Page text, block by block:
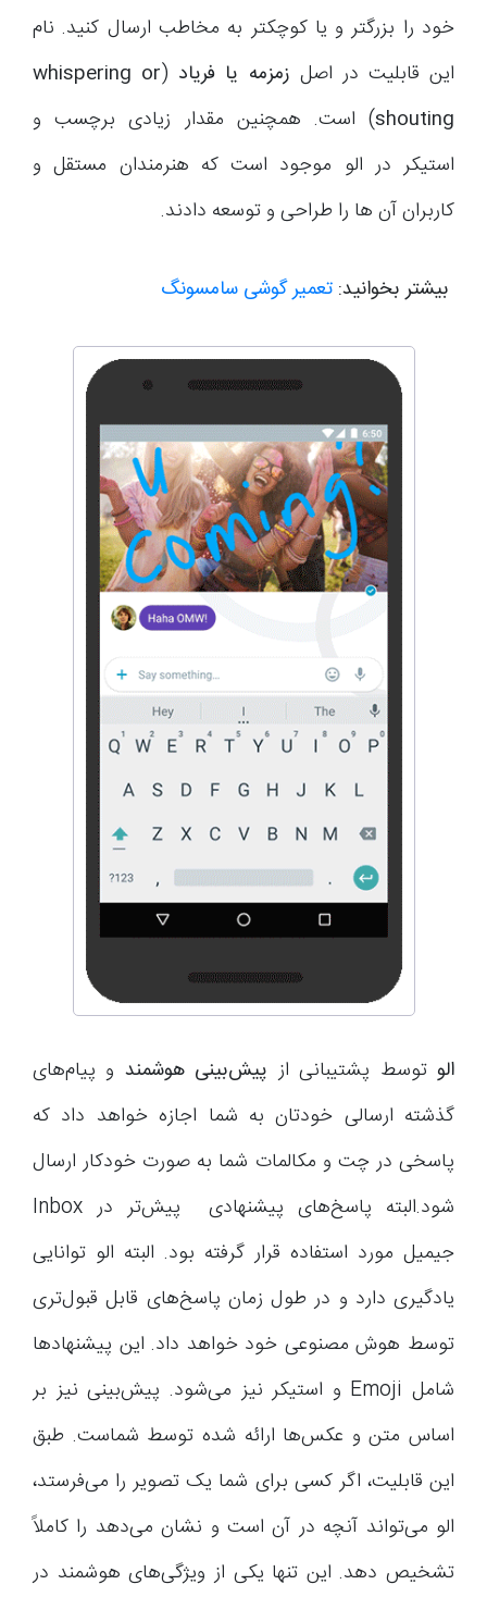
خود را بزرگتر و یا کوچکتر به مخاطب ارسال کنید. نام
این قابلیت در اصل زمزمه یا فریاد (
whispering or
shouting) است. همچنین مقدار زیادی برچسب و
استیکر در الو موجود است که هنرمندان مستقل و
کاربران آن ها را طراحی و توسعه دادند.
بیشتر بخوانید: تعمیر گوشی سامسونگ
الوتوسط پشتیبانی از پیش‌بینی هوشمند و پیام‌های
گذشته ارسالی خودتان به شما اجازه خواهد داد که
پاسخی در چت و مکالمات شما به صورت خودکار ارسال
شود.البته پاسخ‌های پیشنهادی پیش‌تر در Inbox
جیمیل مورد استفاده قرار گرفته بود. البته الو توانایی
یادگیری دارد و در طول زمان پاسخ‌های قابل قبول‌تری
توسط هوش مصنوعی خود خواهد داد. این پیشنهادها
شامل Emoji و استیکر نیز می‌شود. پیش‌بینی نیز بر
اساس متن و عکس‌ها ارائه شده توسط شماست. طبق
این قابلیت، اگر کسی برای شما یک تصویر را می‌فرستد،
الو می‌تواند آنچه در آن است و نشان می‌دهد را کاملاً
تشخیص دهد. این تنها یکی از ویژگی‌های هوشمند در